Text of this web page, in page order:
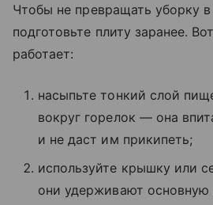
Чтобы не превращать уборку в
подготовьте плиту заранее.
работает:
насыпьте тонкий слой
вокруг горелок — она
и не даст им прикипеть;
используйте крышку или
они удерживают основную